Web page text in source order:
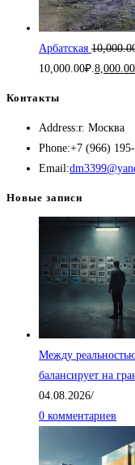
Арбатская
10,000.00₽.8,000.00
Контакты
Address:г. Москва
Phone:+7 (966)
Email:
Новые записи
Между
балансирует на
04.08.2026/
0 комментариев